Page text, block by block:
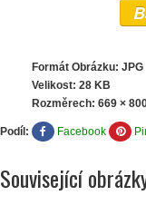
Formát Obrázku: JPG
Velikost: 28 KB
Rozměrech: 669 ×
Podíl: Facebook
Související